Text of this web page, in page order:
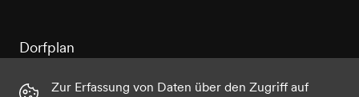
Dorfplan
Zur Erfassung von Daten über den Zugriff auf